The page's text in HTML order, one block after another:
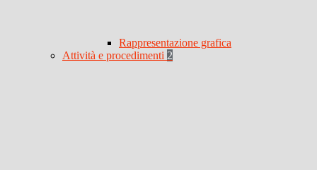
Rappresentazione grafica
Attività e procedimenti 2